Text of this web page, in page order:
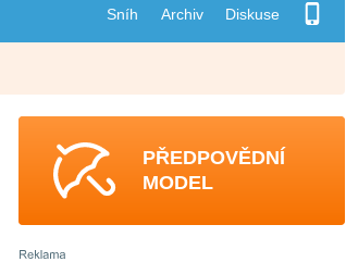
Sníh Archiv Diskuse
PŘEDPOVĚDNÍ
MODEL